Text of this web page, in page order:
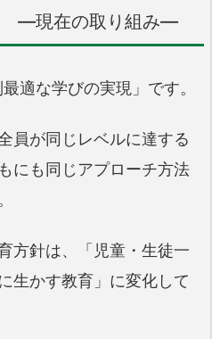
―現在の取り組み―
適な学びの実現」です。
員が同じレベルに達する
にも同じアプローチ方法
方針は、「児童・生徒一
生かす教育」に変化して